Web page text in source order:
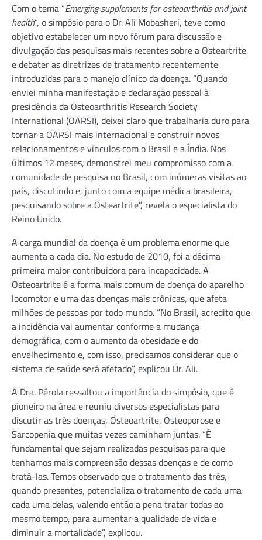
Com o tema “Emerging supplements for osteoarthritis and joint
health“, o simpósio para o Dr. Ali Mobasheri, teve como
objetivo estabelecer um novo fórum para discussão e
divulgação das pesquisas mais recentes sobre a Osteartrite,
e debater as diretrizes de tratamento recentemente
introduzidas para o manejo clínico da doença. “Quando
enviei minha manifestação e declaração pessoal à
presidência da Osteoarthritis Research Society
International (OARSI), deixei claro que trabalharia duro para
tornar a OARSI mais internacional e construir novos
relacionamentos e vínculos com o Brasil e a Índia. Nos
últimos 12 meses, demonstrei meu compromisso com a
comunidade de pesquisa no Brasil, com inúmeras visitas ao
país, discutindo e, junto com a equipe médica brasileira,
pesquisando sobre a Osteartrite”, revela o especialista do
Reino Unido.
A carga mundial da doença é um problema enorme que
aumenta a cada dia. No estudo de 2010, foi a décima
primeira maior contribuidora para incapacidade. A
Osteoartrite é a forma mais comum de doença do aparelho
locomotor e uma das doenças mais crônicas, que afeta
milhões de pessoas por todo mundo. “No Brasil, acredito que
a incidência vai aumentar conforme a mudança
demográfica, com o aumento da obesidade e do
envelhecimento e, com isso, precisamos considerar que o
sistema de saúde será afetado”, explicou Dr. Ali.
A Dra. Pérola ressaltou a importância do simpósio, que é
pioneiro na área e reuniu diversos especialistas para
discutir as três doenças, Osteoartrite, Osteoporose e
Sarcopenia que muitas vezes caminham juntas. “É
fundamental que sejam realizadas pesquisas para que
tenhamos mais compreensão dessas doenças e de como
tratá-las. Temos observado que o tratamento das três,
quando presentes, potencializa o tratamento de cada uma
cada uma delas, valendo então a pena tratar todas ao
mesmo tempo, para aumentar a qualidade de vida e
diminuir a mortalidade”, explicou.